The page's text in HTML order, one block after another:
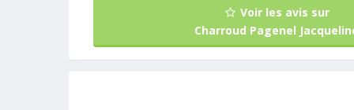
Voir les avis sur
Charroud Pagenel